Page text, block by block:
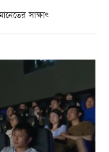
সাক্ষাৎ